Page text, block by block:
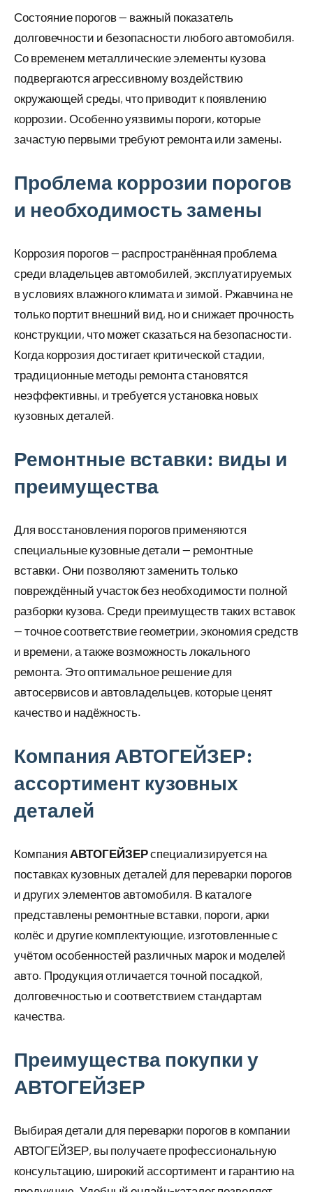
Состояние порогов — важный показатель
долговечности и безопасности любого автомобиля.
Со временем металлические элементы кузова
подвергаются агрессивному воздействию
окружающей среды, что приводит к появлению
коррозии. Особенно уязвимы пороги, которые
зачастую первыми требуют ремонта или замены.
Проблема коррозии порогов
и необходимость замены
Коррозия порогов — распространённая проблема
среди владельцев автомобилей, эксплуатируемых
в условиях влажного климата и зимой. Ржавчина не
только портит внешний вид, но и снижает прочность
конструкции, что может сказаться на безопасности.
Когда коррозия достигает критической стадии,
традиционные методы ремонта становятся
неэффективны, и требуется установка новых
кузовных деталей.
Ремонтные вставки: виды и
преимущества
Для восстановления порогов применяются
специальные кузовные детали — ремонтные
вставки. Они позволяют заменить только
повреждённый участок без необходимости полной
разборки кузова. Среди преимуществ таких вставок
— точное соответствие геометрии, экономия средств
и времени, а также возможность локального
ремонта. Это оптимальное решение для
автосервисов и автовладельцев, которые ценят
качество и надёжность.
Компания АВТОГЕЙЗЕР:
ассортимент кузовных
деталей
Компания АВТОГЕЙЗЕРспециализируется на
поставках кузовных деталей для переварки порогов
и других элементов автомобиля. В каталоге
представлены ремонтные вставки, пороги, арки
колёс и другие комплектующие, изготовленные с
учётом особенностей различных марок и моделей
авто. Продукция отличается точной посадкой,
долговечностью и соответствием стандартам
качества.
Преимущества покупки у
АВТОГЕЙЗЕР
Выбирая детали для переварки порогов в компании
АВТОГЕЙЗЕР, вы получаете профессиональную
консультацию, широкий ассортимент и гарантию на